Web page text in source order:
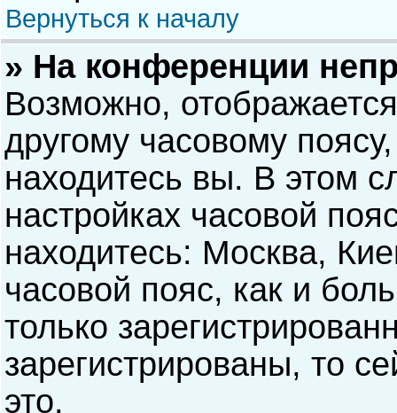
Вернуться к началу
» На конференции
Возможно,
другому часовому
находитесь вы. В этом
настройках часовой
находитесь: Москва,
часовой пояс, как и
только
зарегистрированы, то
это.